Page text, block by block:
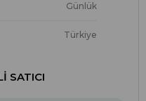
Günlük
Türkiye
SATICI